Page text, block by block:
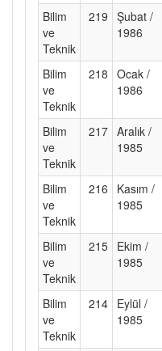
Bilim
ve
Teknik
219 Şubat /
1986
Bilim
ve
Teknik
218 Ocak /
1986
Bilim
ve
Teknik
217 Aralık /
1985
Bilim
ve
Teknik
216
Kasım /
1985
Bilim
ve
Teknik
215 Ekim /
1985
Bilim
ve
Teknik
214 Eylül /
1985